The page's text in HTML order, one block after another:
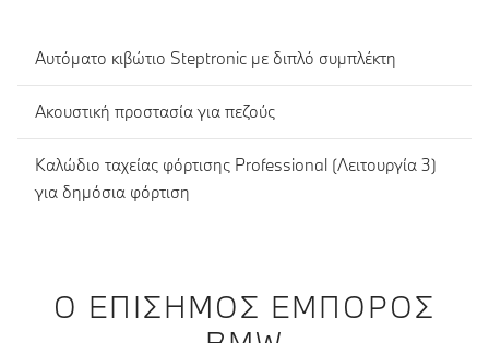
Αυτόματο κιβώτιο Steptronic με διπλό συμπλέκτη
Ακουστική προστασία για πεζούς
Καλώδιο ταχείας φόρτισης Professional (Λειτουργία 3)
για δημόσια φόρτιση
Ο ΕΠΊΣΗΜΟΣ ΈΜΠΟΡΟΣ